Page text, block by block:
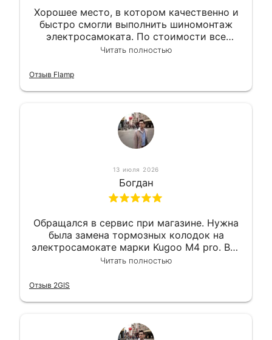
Хорошее место, в котором качественно и
быстро смогли выполнить шиномонтаж
электросамоката. По стоимости все
вышло вообще приемлемо хочу сказать.
Читать полностью
Отзыв Flamp
13 июля 2026
Богдан
Обращался в сервис при магазине. Нужна
была замена тормозных колодок на
электросамокате марки Kugoo M4 pro. Всё
сделали в лучшем виде и в максимально
гарантии, поэтому и обратился в этот
Читать полностью
Отзыв 2GIS